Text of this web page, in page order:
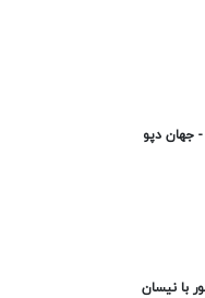
جهان دپو
با نیسان